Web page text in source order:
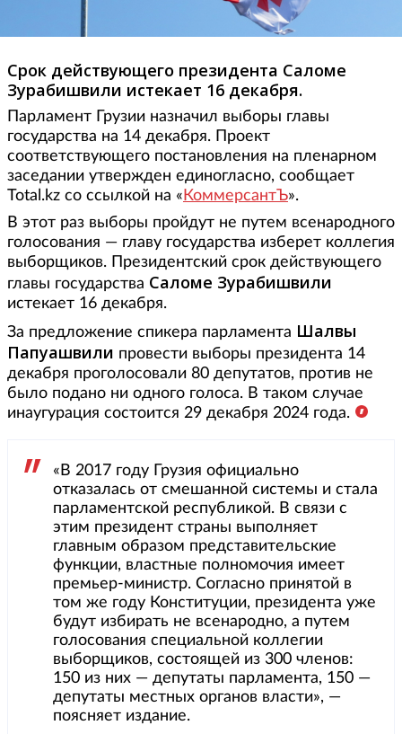
Срок действующего президента Саломе
Зурабишвили истекает 16 декабря.
Парламент Грузии назначил выборы главы
государства на 14 декабря. Проект
соответствующего постановления на пленарном
заседании утвержден единогласно, сообщает
Total.kz со ссылкой на « КоммерсантЪ».
В этот раз выборы пройдут не путем всенародного
голосования — главу государства изберет коллегия
выборщиков. Президентский срок действующего
главы государства Саломе Зурабишвили
истекает 16 декабря.
За предложение спикера парламента Шалвы
Папуашвили провести выборы президента 14
декабря проголосовали 80 депутатов, против не
было подано ни одного голоса. В таком случае
инаугурация состоится 29 декабря 2024 года.
«В 2017 году Грузия официально
отказалась от смешанной системы и стала
парламентской республикой. В связи с
этим президент страны выполняет
главным образом представительские
функции, властные полномочия имеет
премьер-министр. Согласно принятой в
том же году Конституции, президента уже
будут избирать не всенародно, а путем
голосования специальной коллегии
выборщиков, состоящей из 300 членов:
150 из них — депутаты парламента, 150 —
депутаты местных органов власти», —
поясняет издание.